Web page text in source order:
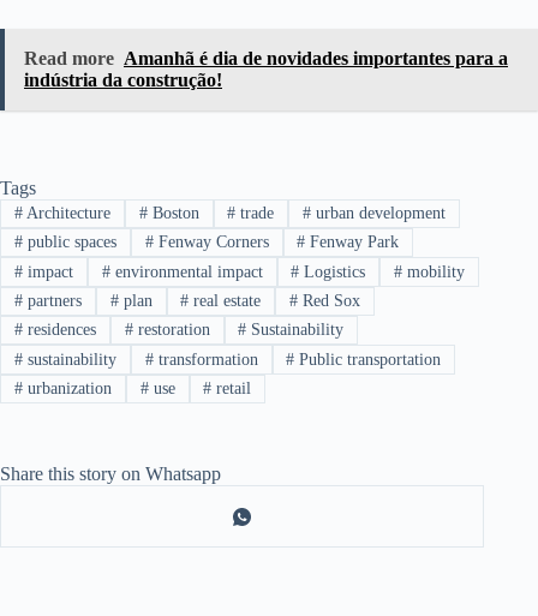
Read more Amanhã é dia de novidades importantes para a
indústria da construção!
Tags
#Architecture #Boston # trade # urban development
#public spaces #Fenway Corners # Fenway Park
#impact #environmental impact # Logistics # mobility
#partners #plan # real estate # Red Sox
#residences #restoration # Sustainability
#sustainability #transformation # Public transportation
#urbanization #use # retail
Share this story on Whatsapp